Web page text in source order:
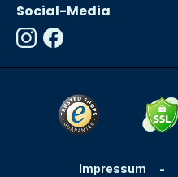
Social-Media
Impressum -